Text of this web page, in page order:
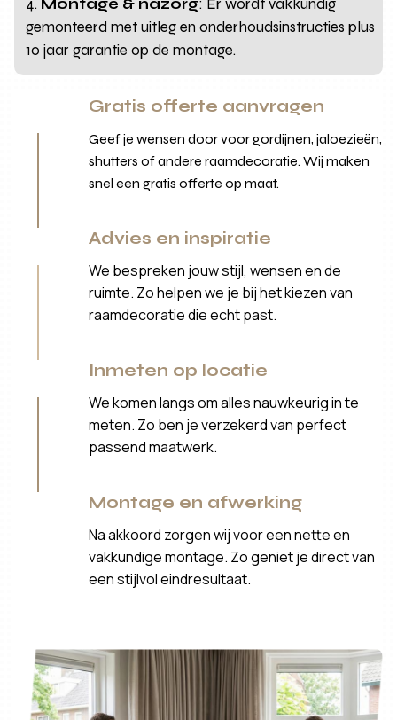
gemonteerd met uitleg en onderhoudsinstructies plus
10 jaar garantie op de montage.
Gratis offerte aanvragen
Geef je wensen door voor gordijnen, jaloezieën,
shutters of andere raamdecoratie. Wij maken
snel een gratis offerte op maat.
Advies en inspiratie
We bespreken jouw stijl, wensen en de
ruimte. Zo helpen we je bij het kiezen van
raamdecoratie die echt past.
Inmeten op locatie
We komen langs om alles nauwkeurig in te
meten. Zo ben je verzekerd van perfect
passend maatwerk.
Montage en afwerking
Na akkoord zorgen wij voor een nette en
vakkundige montage. Zo geniet je direct van
een stijlvol eindresultaat.